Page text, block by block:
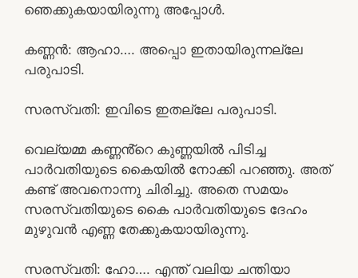
ഞെക്കുകയായിരുന്നു അപ്പോൾ.
കണ്ണൻ: ആഹാ…. അപ്പൊ ഇതായിരുന്നല്ലേ
പരുപാടി.
സരസ്വതി: ഇവിടെ ഇതല്ലേ പരുപാടി.
വെല്യമ്മ കണ്ണൻ്റെ കുണ്ണയിൽ പിടിച്ച
പാർവതിയുടെ കൈയിൽ നോക്കി പറഞ്ഞു. അത്
കണ്ട് അവനൊന്നു ചിരിച്ചു. അതെ സമയം
സരസ്വതിയുടെ കൈ പാർവതിയുടെ ദേഹം
മുഴുവൻ എണ്ണ തേക്കുകയായിരുന്നു.
സരസ്വതി: ഹോ…. എന്ത് വലിയ ചന്തിയാ